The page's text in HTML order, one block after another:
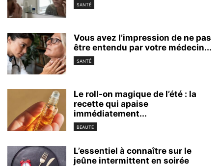
SANTÉ
Vous avez l’impression de ne pas
être entendu par votre médecin...
SANTÉ
Le roll-on magique de l’été : la
recette qui apaise
immédiatement...
BEAUTÉ
L’essentiel à connaître sur le
jeûne intermittent en soirée